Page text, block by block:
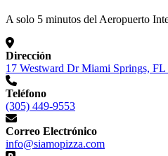
A solo 5 minutos del Aeropuerto
Dirección
17 Westward Dr Miami Springs, FL
Teléfono
(305) 449-9553
Correo Electrónico
info@siamopizza.com